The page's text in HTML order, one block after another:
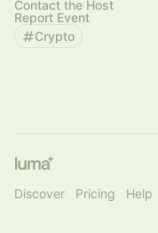
Contact the Host
Report Event
Crypto
Discover Pricing Help